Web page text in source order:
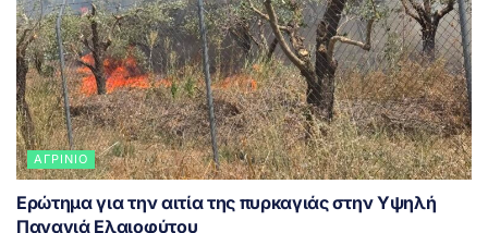
ΑΓΡΊΝΙΟ
Ερώτημα για την αιτία της πυρκαγιάς στην Υψηλή
Παναγιά Ελαιοφύτου